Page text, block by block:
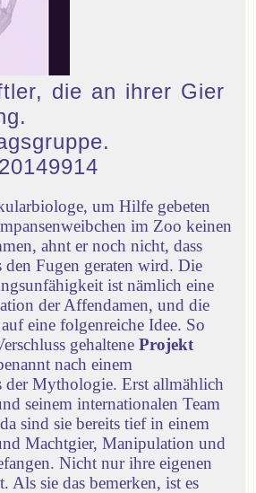
die an ihrer Gier
um Hilfe gebeten
im Zoo keinen
ahnt er noch nicht, dass
den Fugen geraten wird. Die
ist nämlich eine
der Affendamen, und die
eine folgenreiche Idee. So
gehaltene Projekt
nach einem
der Mythologie. Erst allmählich
seinem internationalen Team
sind sie bereits tief in einem
Machtgier, Manipulation und
Nicht nur ihre eigenen
Als sie das bemerken, ist es